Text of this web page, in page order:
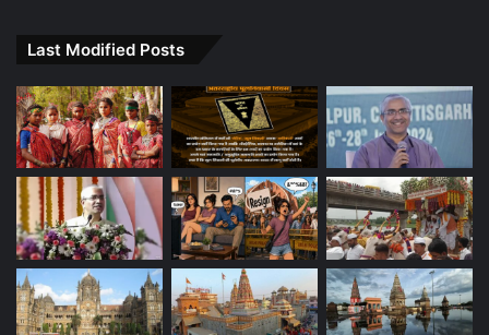
Last Modified Posts